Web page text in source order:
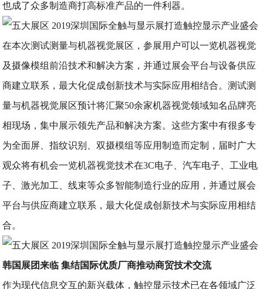
也成了众多制造商打高标准产品的一件利器。
在本次测试测量与机器视觉展区，参展用户可以一览机器视觉
及摄像模组前沿技术和解决方案，并通过展会平台与设备供应
商建立联系，最大化促成创新技术与实际应用相结合。测试测
量与机器视觉展区预计将汇聚50余家机器视觉领域知名品牌亮
相现场，集中展示领先产品和解决方案。这些方案中有很多专
为全面屏、指纹识别、双摄模组等应用制造而定制，届时广大
观众将有机会一览机器视觉技术在3C电子、汽车电子、工业电
子、激光加工、线束等众多智能制造行业的应用，并通过展会
平台与供应商建立联系，最大化促成创新技术与实际应用相结
合。
韩国展团来临 集结国际优质厂商推动商贸技术交流
作为现代信息交互的新兴载体，触控显示技术已在各领域广泛